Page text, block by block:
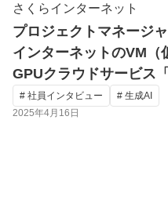
さくらインターネット
プロジェクトマネージ
インターネットのVM（
GPUクラウドサービス
# 社員インタビュー
# 生成AI
2025年4月16日